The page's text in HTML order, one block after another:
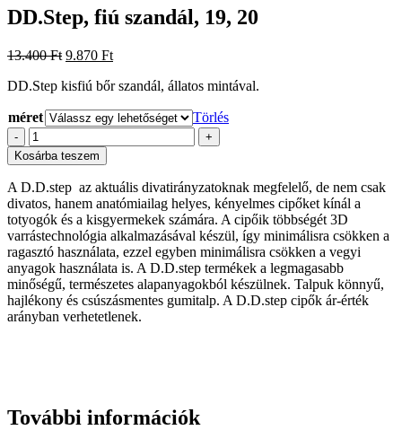
DD.Step, fiú szandál, 19, 20
13.400Ft Original
was:
9.870 FtCurrent
is:
DD.Step kisfiú bőr szandál, állatos mintával.
méret Törlés
-
DD.Step,
fiú
szandál,
19,
20
mennyiség
+
Kosárba teszem
A D.D.step az aktuális divatirányzatoknak megfelelő, de nem csak
divatos, hanem anatómiailag helyes, kényelmes cipőket kínál a
totyogók és a kisgyermekek számára. A cipőik többségét 3D
varrástechnológia alkalmazásával készül, így minimálisra csökken a
ragasztó használata, ezzel egyben minimálisra csökken a vegyi
anyagok használata is. A D.D.step termékek a legmagasabb
minőségű, természetes alapanyagokból készülnek. Talpuk könnyű,
hajlékony és csúszásmentes gumitalp. A D.D.step cipők ár-érték
arányban verhetetlenek.
További információk